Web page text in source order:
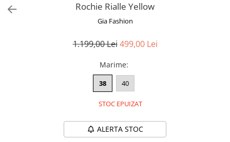
Traditional
Rochie Rialle Yellow
Gia Fashion
1.199,00 Lei 499,00 Lei
Marime:
38 40
STOC EPUIZAT
ALERTA STOC